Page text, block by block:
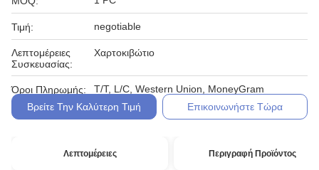
Τιμή: negotiable
Λεπτομέρειες
Συσκευασίας:
Χαρτοκιβώτιο
Όροι Πληρωμής:
T/T, L/C, Western Union, MoneyGram
Βρείτε Την Καλύτερη Τιμή
Επικοινωνήστε Τώρα
Λεπτομέρειες Περιγραφή Προϊόντος